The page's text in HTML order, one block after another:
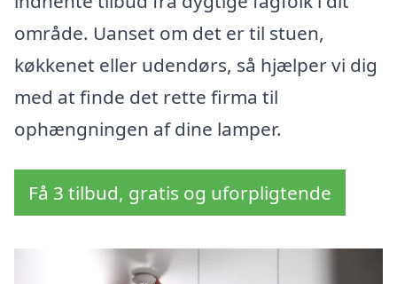
område. Uanset om det er til stuen,
køkkenet eller udendørs, så hjælper vi dig
med at finde det rette firma til
ophængningen af dine lamper.
Få 3 tilbud, gratis og uforpligtende